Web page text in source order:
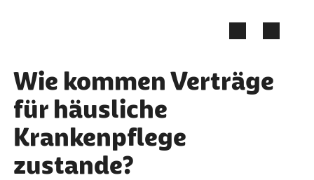
Wie kommen Verträge
für häusliche
Krankenpflege
zustande?